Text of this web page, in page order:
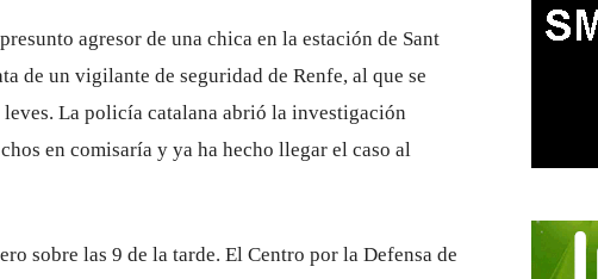
agresor de una chica en la estación de Sant
de un vigilante de seguridad de Renfe, al que se
La policía catalana abrió la investigación
en comisaría y ya ha hecho llegar el caso al
sobre las 9 de la tarde. El Centro por la Defensa de